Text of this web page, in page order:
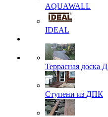
AQUAWALL
IDEAL
Террасная доска
Ступени из ДПК